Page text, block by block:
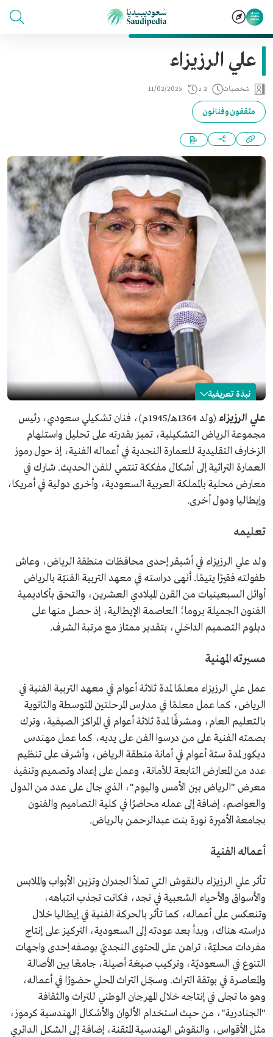
علي الرزيزاء
شخصيات 2 د 11/02/2025
مثقفون وفنانون
نبذة تعريفية
علي الرزيزاء
الاسم
علي الرزيزاء.
تاريخ الميلاد
1945م.
مكان الميلاد
محافظة أشيقر في منطقة الرياض.
التصنيف
فنان سعودي.
علي الرزيزاء
(ولد 1364هـ/1945م)، فنان تشكيلي سعودي، رئيس
مجموعة الرياض التشكيلية، تميز بقدرته على تحليل واستلهام
الزخارف التقليدية للعمارة النجدية في أعماله الفنية، إذ حول رموز
العمارة التراثية إلى أشكال مفككة تنتمي للفن الحديث. شارك في
معارض محلية بالمملكة العربية السعودية، وأخرى دولية في أمريكا،
وإيطاليا ودول أخرى.
تعليمه
ولد علي الرزيزاء في أشيقر إحدى محافظات منطقة الرياض، وعاش
طفولته فقيرًا يتيمًا. أنهى دراسته في معهد التربية الفنيّة بالرياض
أوائل السبعينيات من القرن الميلادي العشرين، والتحق بأكاديمية
الفنون الجميلة بروما؛ العاصمة الإيطالية، إذ حصل منها على
دبلوم التصميم الداخلي، بتقدير ممتاز مع مرتبة الشرف.
مسيرته المهنية
عمل علي الرزيزاء معلمًا لمدة ثلاثة أعوام في معهد التربية الفنية في
الرياض، كما عمل معلمًا في مدارس المرحلتين المتوسطة والثانوية
بالتعليم العام، ومشرفًا لمدة ثلاثة أعوام في المراكز الصيفية، وترك
بصمته الفنية على من درسوا الفن على يديه، كما عمل مهندس
ديكور لمدة ستة أعوام في أمانة منطقة الرياض، وأشرف على تنظيم
عدد من المعارض التابعة للأمانة، وعمل على إعداد وتصميم وتنفيذ
معرض "الرياض بين الأمس واليوم"، الذي جال على عدد من الدول
والعواصم، إضافة إلى عمله محاضرًا في كلية التصاميم والفنون
بجامعة الأميرة نورة بنت عبدالرحمن بالرياض.
أعماله الفنية
تأثر علي الرزيزاء بالنقوش التي تملأ الجدران وتزين الأبواب والملابس
والأسواق والأحياء الشعبية في نجد، فكانت تجذب انتباهه،
وتنعكس على أعماله، كما تأثر بالحركة الفنية في إيطاليا خلال
دراسته هناك، وبدأ بعد عودته إلى السعودية، التركيز على إنتاج
مفردات محليّة، تراهن على المحتوى النجديّ بوصفه إحدى واجهات
التنوع في السعوديّة، وتركيب صيغة أصيلة، جامعًا بين الأصالة
والمعاصرة في بوتقة التراث. وسجّل التراث المحلي حضورًا في أعماله،
وهو ما تجلى في إنتاجه خلال المهرجان الوطني للتراث والثقافة
"الجنادرية"، من حيث استخدام الألوان والأشكال الهندسية كرموز،
مثل الأقواس، والنقوش الهندسية المتقنة، إضافة إلى الشكل الدائري